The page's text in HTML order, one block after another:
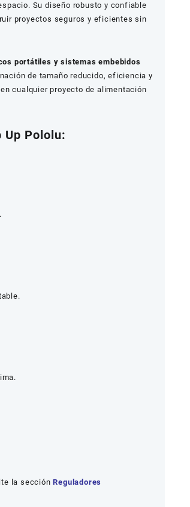
Su diseño robusto y confiable
proyectos seguros y eficientes sin
portátiles y sistemas embebidos
de tamaño reducido, eficiencia y
cualquier proyecto de alimentación
Up Pololu:
la secciónReguladores